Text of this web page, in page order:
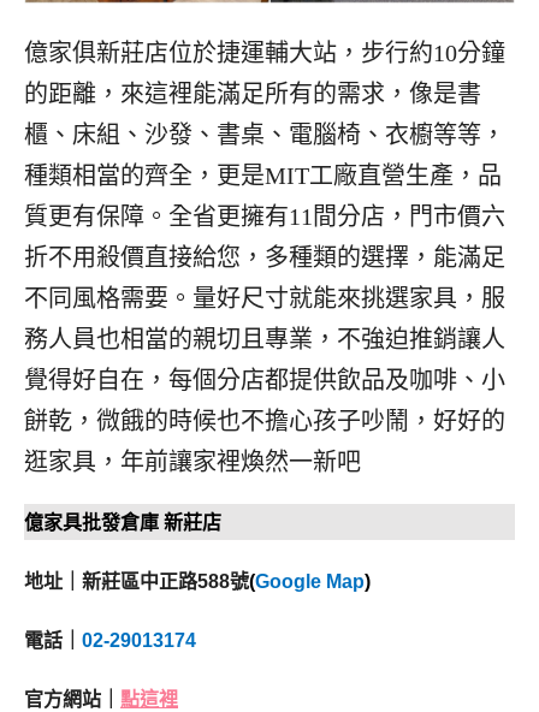
億家俱新莊店位於捷運輔大站，步行約10分鐘
的距離，來這裡能滿足所有的需求，像是書
櫃、床組、沙發、書桌、電腦椅、衣櫥等等，
種類相當的齊全，更是MIT工廠直營生產，品
質更有保障。全省更擁有11間分店，門市價六
折不用殺價直接給您，多種類的選擇，能滿足
不同風格需要。量好尺寸就能來挑選家具，服
務人員也相當的親切且專業，不強迫推銷讓人
覺得好自在，每個分店都提供飲品及咖啡、小
餅乾，微餓的時候也不擔心孩子吵鬧，好好的
逛家具，年前讓家裡煥然一新吧
億家具批發倉庫 新莊店
地址｜新莊區中正路588號(Google Map)
電話｜ 02-29013174
官方網站｜ 點這裡